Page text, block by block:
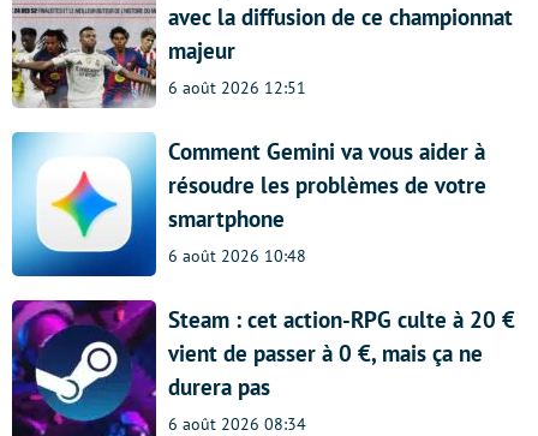
avec la diffusion de ce championnat
majeur
6 août 2026 12:51
Comment Gemini va vous aider à
résoudre les problèmes de votre
smartphone
6 août 2026 10:48
Steam : cet action-RPG culte à 20 €
vient de passer à 0 €, mais ça ne
durera pas
6 août 2026 08:34